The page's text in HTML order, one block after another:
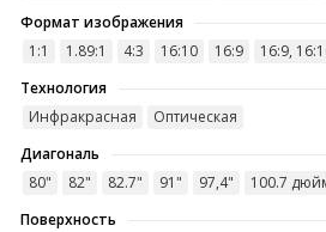
Формат изображения
1:1
1.89:1 4:3 16:10 16:9 16:9,
Технология
Инфракрасная
Оптическая
Диагональ
80"
82" 82.7" 91" 97,4" 100.7
Поверхность